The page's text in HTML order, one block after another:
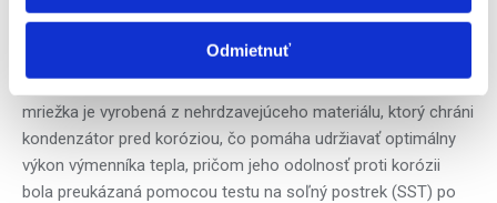
Odmietnuť
množstvo použitej energie
Durafin plus – vylepšuje výkon tepelného výmenníka a zároveň
má vyššiu odolnosť voči poveternostným vplyvom a korózii,
mriežka je vyrobená z nehrdzavejúceho materiálu, ktorý chráni
kondenzátor pred koróziou, čo pomáha udržiavať optimálny
výkon výmenníka tepla, pričom jeho odolnosť proti korózii
bola preukázaná pomocou testu na soľný postrek (SST) po